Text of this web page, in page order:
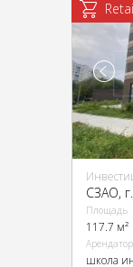
CЗАО,
Площадь
117.7 м²
школа